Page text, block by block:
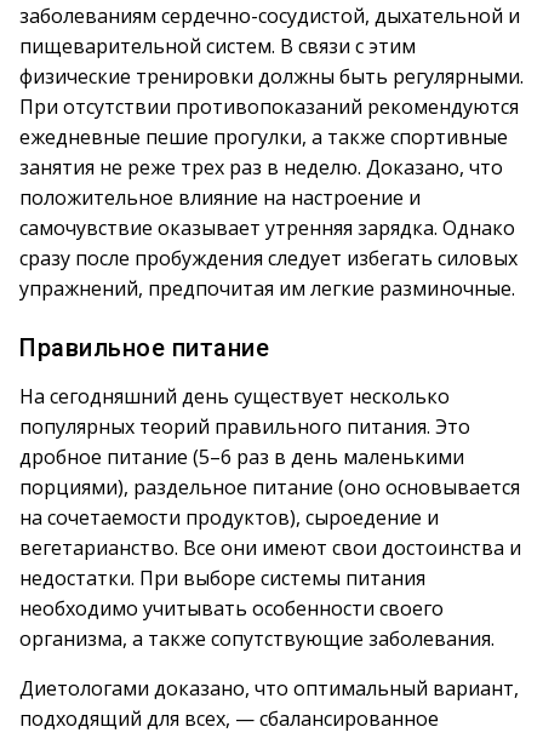
заболеваниям сердечно-сосудистой, дыхательной и
пищеварительной систем. В связи с этим
физические тренировки должны быть регулярными.
При отсутствии противопоказаний рекомендуются
ежедневные пешие прогулки, а также спортивные
занятия не реже трех раз в неделю. Доказано, что
положительное влияние на настроение и
самочувствие оказывает утренняя зарядка. Однако
сразу после пробуждения следует избегать силовых
упражнений, предпочитая им легкие разминочные.
Правильное питание
На сегодняшний день существует несколько
популярных теорий правильного питания. Это
дробное питание (5–6 раз в день маленькими
порциями), раздельное питание (оно основывается
на сочетаемости продуктов), сыроедение и
вегетарианство. Все они имеют свои достоинства и
недостатки. При выборе системы питания
необходимо учитывать особенности своего
организма, а также сопутствующие заболевания.
Диетологами доказано, что оптимальный вариант,
подходящий для всех, — сбалансированное